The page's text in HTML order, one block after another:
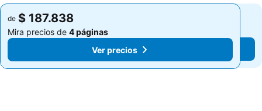
de $ 187.838
Mira precios de 4 páginas
Ver precios
de $ 187.838
Mira precios de 4 páginas
Ver precios